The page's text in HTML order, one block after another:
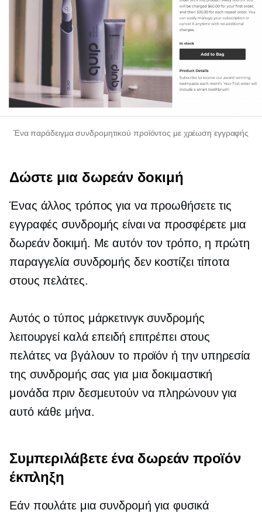
Ένα παράδειγμα συνδρομητικού προϊόντος με χρέωση εγγραφής
Δώστε μια δωρεάν δοκιμή
Ένας άλλος τρόπος για να προωθήσετε τις
εγγραφές συνδρομής είναι να προσφέρετε μια
δωρεάν δοκιμή. Με αυτόν τον τρόπο, η πρώτη
παραγγελία συνδρομής δεν κοστίζει τίποτα
στους πελάτες.
Αυτός ο τύπος μάρκετινγκ συνδρομής
λειτουργεί καλά επειδή επιτρέπει στους
πελάτες να βγάλουν το προϊόν ή την υπηρεσία
της συνδρομής σας για μια δοκιμαστική
μονάδα πριν δεσμευτούν να πληρώνουν για
αυτό κάθε μήνα.
Συμπεριλάβετε ένα δωρεάν προϊόν
έκπληξη
Εάν πουλάτε μια συνδρομή για φυσικά